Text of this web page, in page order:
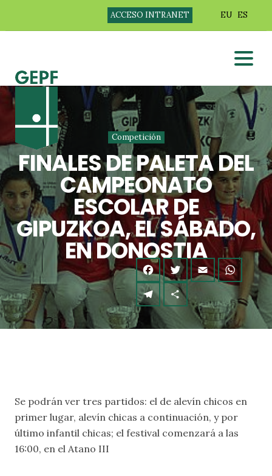
ACCESO INTRANET EU ES
Competición
FINALES DE PALETA DEL
CAMPEONATO
ESCOLAR DE
GIPUZKOA, EL SÁBADO,
EN DONOSTIA
Se podrán ver tres partidos: el de alevín chicos en
primer lugar, alevín chicas a continuación, y por
último infantil chicas; el festival comenzará a las
16:00, en el Atano III